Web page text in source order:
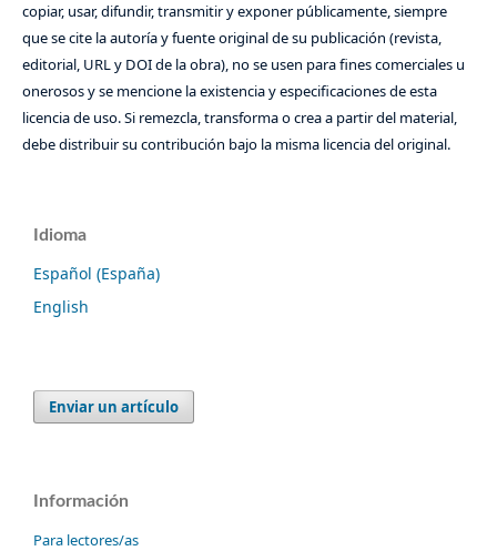
copiar, usar, difundir, transmitir y exponer públicamente, siempre
que se cite la autoría y fuente original de su publicación (revista,
editorial, URL y DOI de la obra), no se usen para fines comerciales u
onerosos y se mencione la existencia y especificaciones de esta
licencia de uso. Si remezcla, transforma o crea a partir del material,
debe distribuir su contribución bajo la misma licencia del original.
Idioma
Español (España)
English
Enviar un artículo
Información
Para lectores/as